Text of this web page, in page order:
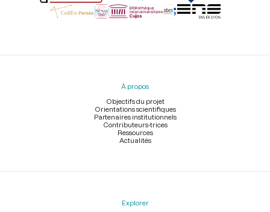
Menu
À propos
Objectifs du projet
Orientations scientifiques
Partenaires institutionnels
Contributeurs-trices
Ressources
Actualités
Explorer